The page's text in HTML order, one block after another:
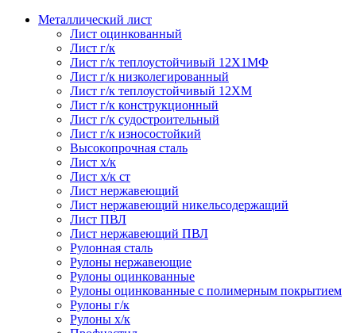
Металлический лист
Лист оцинкованный
Лист г/к
Лист г/к теплоустойчивый 12Х1МФ
Лист г/к низколегированный
Лист г/к теплоустойчивый 12ХМ
Лист г/к конструкционный
Лист г/к судостроительный
Лист г/к износостойкий
Высокопрочная сталь
Лист х/к
Лист х/к ст
Лист нержавеющий
Лист нержавеющий никельсодержащий
Лист ПВЛ
Лист нержавеющий ПВЛ
Рулонная сталь
Рулоны нержавеющие
Рулоны оцинкованные
Рулоны оцинкованные с полимерным покрытием
Рулоны г/к
Рулоны х/к